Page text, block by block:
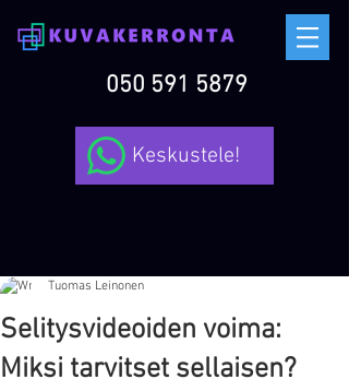
050 591 5879
Keskustele!
Selitysvideoiden voima:
Miksi tarvitset sellaisen?
Tuomas Leinonen